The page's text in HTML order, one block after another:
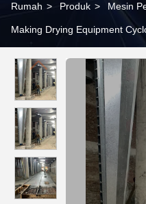
Rumah > Produk > Mesin
Making Drying Equipment